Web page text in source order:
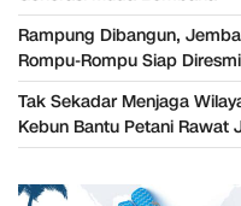
Rampung Dibangun,
Rompu-Rompu Siap
Tak Sekadar Menjaga
Kebun Bantu Petani Rawat